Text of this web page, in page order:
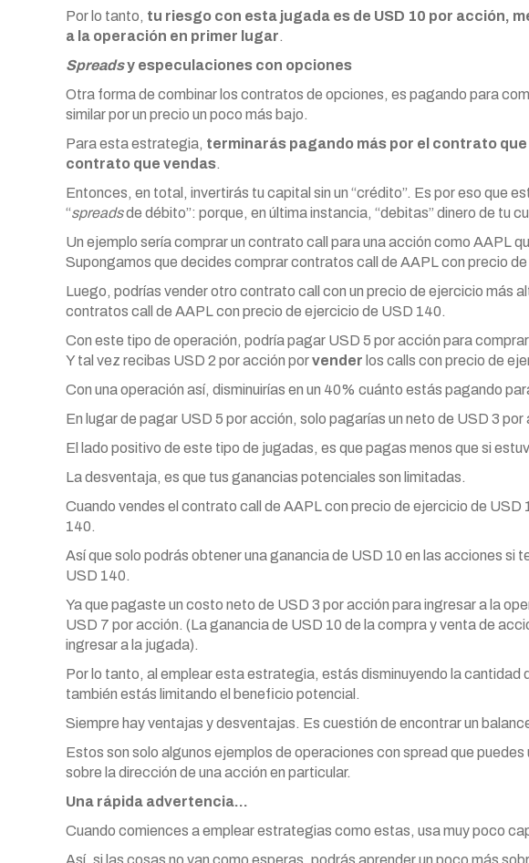
Por lo tanto, tu riesgo con esta jugada es de USD 10 por acción,
a la operación en primer lugar.
Spreadsy especulaciones con opciones
Otra forma de combinar los contratos de opciones, es pagando para
similar por un precio un poco más bajo.
Para esta estrategia, terminarás pagando más por el contrato
contrato que vendas.
Entonces, en total, invertirás tu capital sin un “crédito”. Es por eso que
“spreadsde débito”: porque, en última instancia, “debitas” dinero de tu
Un ejemplo sería comprar un contrato call para una acción como AAPL
Supongamos que decides comprar contratos call de AAPL con precio
Luego, podrías vender otro contrato call con un precio de ejercicio más
contratos call de AAPL con precio de ejercicio de USD 140.
Con este tipo de operación, podría pagar USD 5 por acción para
Y tal vez recibas USD 2 por acción porvender los calls con precio de
Con una operación así, disminuirías en un 40% cuánto estás pagando
En lugar de pagar USD 5 por acción, solo pagarías un neto de USD 3 por
El lado positivo de este tipo de jugadas, es que pagas menos que si
La desventaja, es que tus ganancias potenciales son limitadas.
Cuando vendes el contrato call de AAPL con precio de ejercicio de
140.
Así que solo podrás obtener una ganancia de USD 10 en las acciones si
USD 140.
Ya que pagaste un costo neto de USD 3 por acción para ingresar a la
USD 7 por acción. (La ganancia de USD 10 de la compra y venta de
ingresar a la jugada).
Por lo tanto, al emplear esta estrategia, estás disminuyendo la cantidad
también estás limitando el beneficio potencial.
Siempre hay ventajas y desventajas. Es cuestión de encontrar un
Estos son solo algunos ejemplos de operaciones con spread que
sobre la dirección de una acción en particular.
Una rápida advertencia…
Cuando comiences a emplear estrategias como estas, usa muy poco
Así, si las cosas no van como esperas, podrás aprender un poco más